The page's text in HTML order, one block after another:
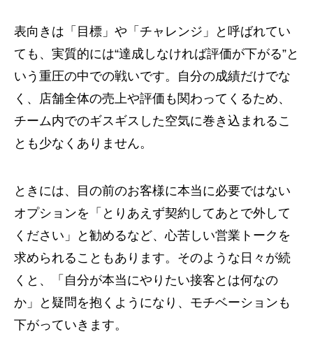
表向きは「目標」や「チャレンジ」と呼ばれてい
ても、実質的には“達成しなければ評価が下がる”と
いう重圧の中での戦いです。自分の成績だけでな
く、店舗全体の売上や評価も関わってくるため、
チーム内でのギスギスした空気に巻き込まれるこ
とも少なくありません。
ときには、目の前のお客様に本当に必要ではない
オプションを「とりあえず契約してあとで外して
ください」と勧めるなど、心苦しい営業トークを
求められることもあります。そのような日々が続
くと、「自分が本当にやりたい接客とは何なの
か」と疑問を抱くようになり、モチベーションも
下がっていきます。